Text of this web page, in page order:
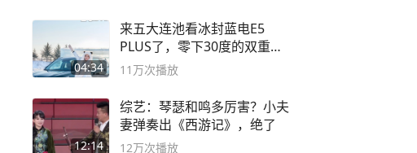
04:34
来五大连池看冰封蓝电E5
PLUS了，零下30度的双重冰
封40小时全录
11万次播放
12:14
综艺：琴瑟和鸣多厉害？小夫
妻弹奏出《西游记》，绝了
12万次播放